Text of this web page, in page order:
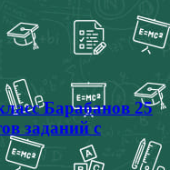
Барабанов 25
заданий с